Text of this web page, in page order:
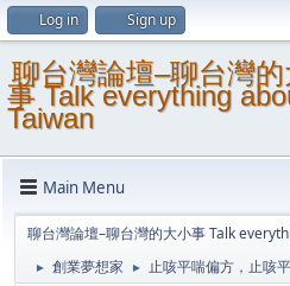
Log in Sign up
聊台灣論壇–聊台灣
事 Talk everything
Taiwan
Main Menu
聊台灣論壇–聊台灣的大小事 Talk
► 創業夢想家 ► 止咳平喘偏方，止咳